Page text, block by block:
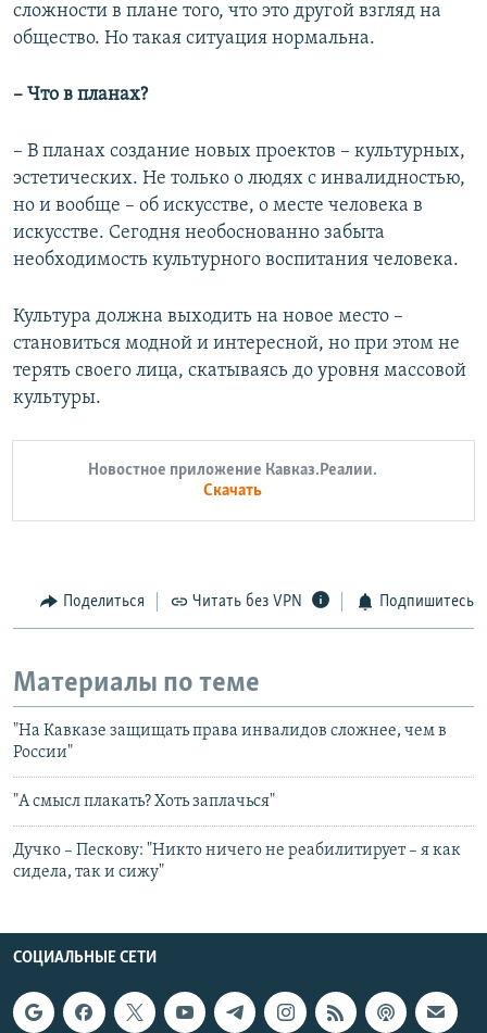
сложности в плане того, что это другой взгляд на
общество. Но такая ситуация нормальна.
– Что в планах?
– В планах создание новых проектов – культурных,
эстетических. Не только о людях с инвалидностью,
но и вообще – об искусстве, о месте человека в
искусстве. Сегодня необоснованно забыта
необходимость культурного воспитания человека.
Культура должна выходить на новое место –
становиться модной и интересной, но при этом не
терять своего лица, скатываясь до уровня массовой
культуры.
Новостное приложение Кавказ.Реалии.
Скачать
Поделиться Читать без VPN Подпишитесь
Материалы по теме
"На Кавказе защищать права инвалидов сложнее, чем в
России"
"А смысл плакать? Хоть заплачься"
Дучко – Пескову: "Никто ничего не реабилитирует – я как
сидела, так и сижу"
СОЦИАЛЬНЫЕ СЕТИ